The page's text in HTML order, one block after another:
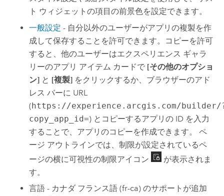
ト ウィジェットの項目の前景色を設定できます。
一般設定 - 自分以外のユーザーがアプリの複製を作
成して保存することを許可できます。コピーを許可
すると、他のユーザーはエクスペリエンス ギャラ
リーのアプリ アイテム カードで [その他のオプショ
ン] と [複製] をクリックするか、ブラウザーのアド
レス バーに URL
(https://experience.arcgis.com/builder/
copy_app_id=) とコピーするアプリの ID を入力
することで、アプリのコピーを作成できます。 ペ
ージ アウトラインでは、制限が設定されているペ
ージの横に可視性の制限アイコン
が表示されま
す。
言語 - カナダ フランス語 (fr-ca) のサポートが追加